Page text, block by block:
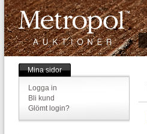
Mina sidor
Logga in
Bli kund
Glömt login?